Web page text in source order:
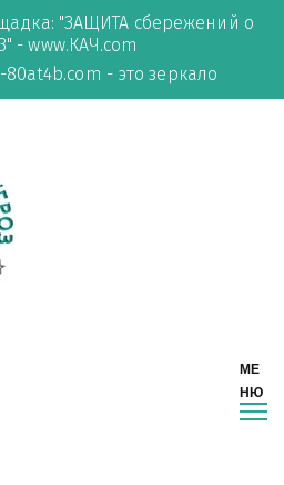
"ЗАЩИТА сбережений о
- www.КАЧ.com
- это зеркало